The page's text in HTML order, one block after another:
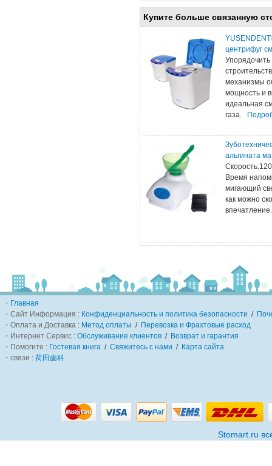
Купите больше связанную
центрифуг
механизмы
мощность и
идеальная
газа.
альгината
Время
мигающий
как можно
・ Главная
・Сайт Информация : Конфиденциальность и политика безопасности /
・Оплата и Доставка : Метод оплаты / Перевозка и Фрахтовые расход
・Интернет Сервис : Обслуживание клиентов / Возврат и гарантия
・Помогите : Гостевая книга / Свяжитесь с нами / Карта сайта
・связи : 荷田歯科
Stomart.ru